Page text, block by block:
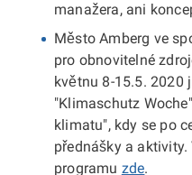
manažera, ani
Město Amberg ve
pro obnovitelné
květnu 8-15.5. 2020
"Klimaschutz
klimatu", kdy se po
přednášky a
programu zde.